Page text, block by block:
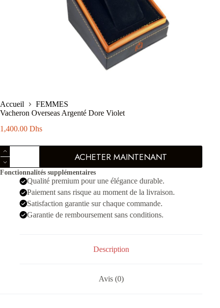
Accueil
FEMMES
Vacheron Overseas Argenté Dore Violet
1,400.00 Dhs
quantité
de
Vacheron
Overseas
Argenté
ACHETER MAINTENANT
Fonctionnalités supplémentaires
Qualité premium pour une élégance durable.
Paiement sans risque au moment de la livraison.
Satisfaction garantie sur chaque commande.
Garantie de remboursement sans conditions.
Description
Avis (0)